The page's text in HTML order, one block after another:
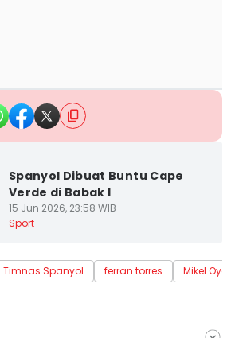
Spanyol Dibuat Buntu Cape
Verde di Babak I
15 Jun 2026, 23:58 WIB
Sport
Timnas Spanyol ferran torres
Mikel